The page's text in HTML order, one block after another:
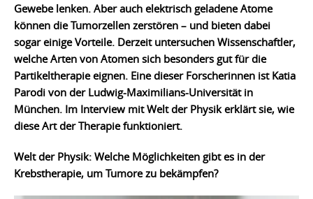
Gewebe lenken. Aber auch elektrisch geladene Atome
können die Tumorzellen zerstören – und bieten dabei
sogar einige Vorteile. Derzeit untersuchen Wissenschaftler,
welche Arten von Atomen sich besonders gut für die
Partikeltherapie eignen. Eine dieser Forscherinnen ist Katia
Parodi von der Ludwig-Maximilians-Universität in
München. Im Interview mit Welt der Physik erklärt sie, wie
diese Art der Therapie funktioniert.
Welt der Physik: Welche Möglichkeiten gibt es in der
Krebstherapie, um Tumore zu bekämpfen?